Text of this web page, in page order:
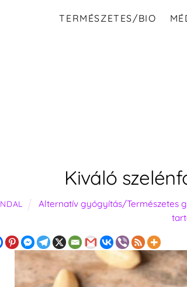
TERMÉSZETES/BIO
Kiváló
Alternatív gyógyítás/Természetes